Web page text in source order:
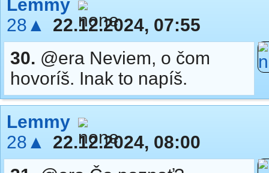
Lemmy
28▲
22.12.2024, 07:55
30. @era Neviem, o čom
hovoríš. Inak to napíš.
Lemmy
28▲
22.12.2024, 08:00